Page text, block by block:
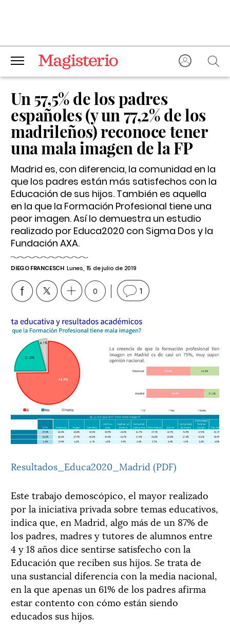
Un 57,5% de los padres
españoles (y un 77,2% de los
madrileños) reconoce tener
una mala imagen de la FP
Madrid es, con diferencia, la comunidad en la
que los padres están más satisfechos con la
Educación de sus hijos. También es aquella
en la que la Formación Profesional tiene una
peor imagen. Así lo demuestra un estudio
realizado por Educa2020 con Sigma Dos y la
Fundación AXA.
DIEGO FRANCESCH Lunes, 15 de julio de 2019
0 1
Resultados_Educa2020_Madrid (PDF)
Este trabajo demoscópico, el mayor realizado
por la iniciativa privada sobre temas educativos,
indica que, en Madrid, algo más de un 87% de
los padres, madres y tutores de alumnos entre
4 y 18 años dice sentirse satisfecho con la
Educación que reciben sus hijos. Se trata de
una sustancial diferencia con la media nacional,
en la que apenas un 61% de los padres afirma
estar contento con cómo están siendo
educados sus hijos.